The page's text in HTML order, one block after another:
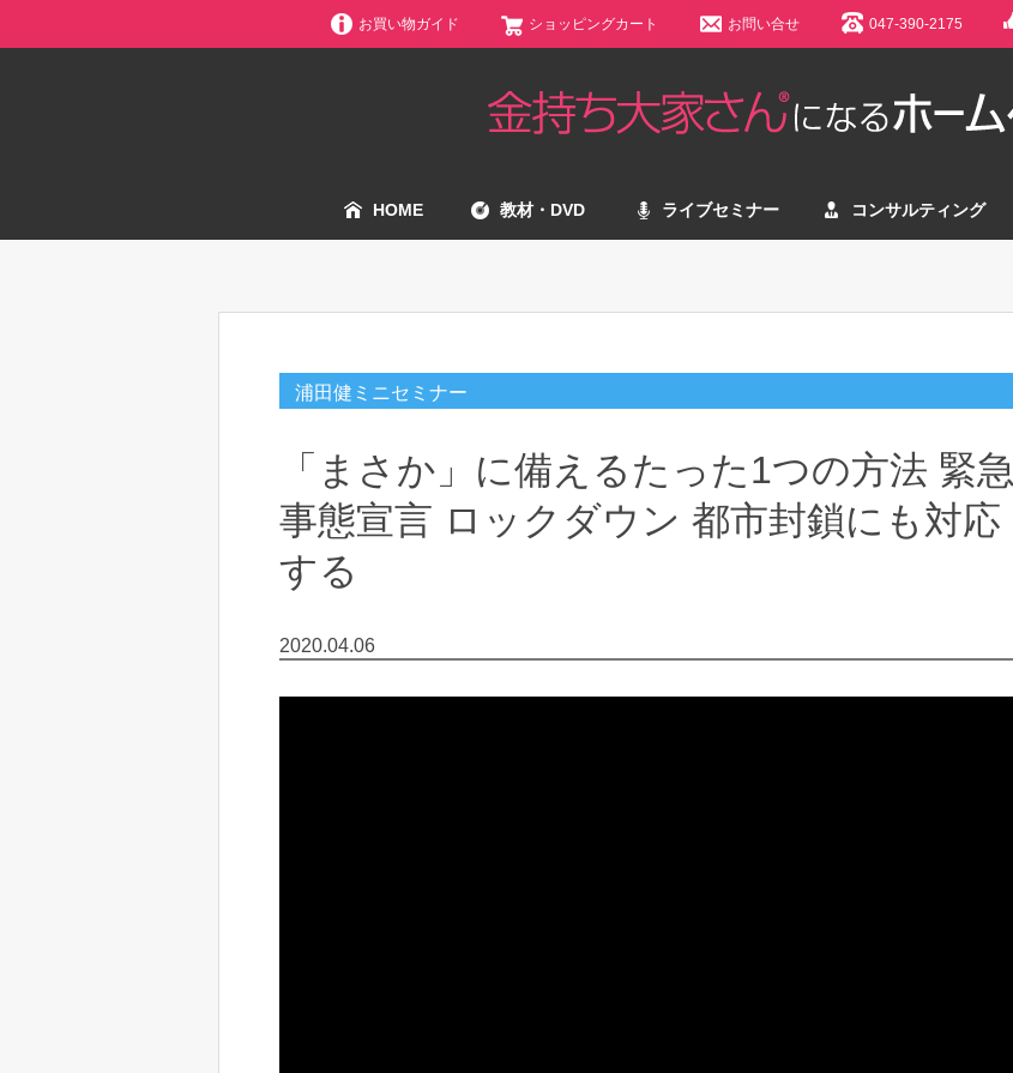
お買い物ガイド ショッピングカート お問い合せ 047-390-2175
HOME 教材・DVD ライブセミナー コンサルティング
浦田健ミニセミナー
「まさか」に備えるたった1つの方法 緊急
事態宣言 ロックダウン 都市封鎖にも対応
する
2020.04.06